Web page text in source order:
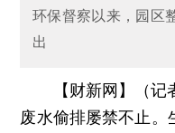
环保督察以来，园区
出
【财新网】（记
废水偷排屡禁不止